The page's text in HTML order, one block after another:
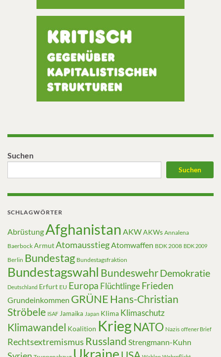
Suchen
Suchen
SCHLAGWÖRTER
Abrüstung Afghanistan AKWAKWs Annalena
Baerbock ArmutAtomausstiegAtomwaffen BDK 2008 BDK 2009
Berlin Bundestag Bundestagsfraktion
Bundestagswahl BundeswehrDemokratie
Deutschland Erfurt EU Europa FlüchtlingeFrieden
Grundeinkommen GRÜNE Hans-Christian
Ströbele ISAF Jamaika Japan Klima Klimaschutz
Klimawandel Koalition KriegNATO Nazis offener Brief
Rechtsextremismus Russland Strengmann-Kuhn